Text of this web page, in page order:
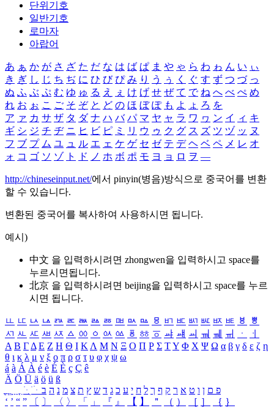
단위기호
일반기호
로마자
아랍어
あ ぁ か が さ ざ た だ な は ば ぱ ま や ゃ ら わ ゎ ん い ぃ
き ぎ し じ ち ぢ に ひ び ぴ み り う ぅ く ぐ す ず つ づ っ
ぬ ふ ぶ ぷ む ゆ ゅ る え ぇ け げ せ ぜ て で ね へ べ ぺ め
れ お ぉ こ ご そ ぞ と ど の ほ ぼ ぽ も よ ょ ろ を
ア ァ カ サ ザ タ ダ ナ ハ バ パ マ ヤ ャ ラ ワ ヮ ン イ ィ キ
ギ シ ジ チ ヂ ニ ヒ ビ ピ ミ リ ウ ゥ ク グ ス ズ ツ ヅ ッ ヌ
フ ブ プ ム ユ ュ ル エ ェ ケ ゲ セ ゼ テ デ ヘ ベ ペ メ レ オ
ォ コ ゴ ソ ゾ ト ド ノ ホ ボ ポ モ ヨ ョ ロ ヲ ―
http://chineseinput.net/에서 pinyin(병음)방식으로 중국어를 변환
할 수 있습니다.
변환된 중국어를 복사하여 사용하시면 됩니다.
예시)
中文 을 입력하시려면 zhongwen을 입력하시고 space를
누르시면됩니다.
北京 을 입력하시려면 beijing을 입력하시고 space를 누르
시면 됩니다.
ㅥ ㅦ ㅧ ㅨ ㅩ ㅪ ㅫ ㅬ ㅭ ㅮ ㅯ ㅰ ㅱ ㅲ ㅳ ㅴ ㅵ ㅶ ㅷ ㅸ
ㅹ
ㅺ ㅻ ㅼ ㅽ ㅾ ㅿ ㆀ ㆁ ㆂ ㆃ ㆄ ㆅ ㆆ ㆇ ㆈ ㆉ ㆊ ㆋ ㆌ ㆍ
ㆎ
Α Β ΓΔ Ε Ζ Η Θ Ι ΚΛ Μ Ν Ξ Ο Π Ρ Σ ΤΥ Φ Χ Ψ Ω α β γ δ ε ζ η
θ ι κ λ μ ν ξ ο π ρ σ τ υ φ χ ψ ω
á à Á À é è É È ç Ç ê
Ä Ö Ü ä ö ü ß
ִֶֹ ֻּ ׁׂ פ ם ן ו ט א ר ק ף ך ל ח י ע כ ג ד ש ץ ת צ מ נ ה ב
‘ ’ “ ” 〔 〕 〈 〉 「 」 『 』 【 】 ＂ （ ） ［ ］ ｛ ｝